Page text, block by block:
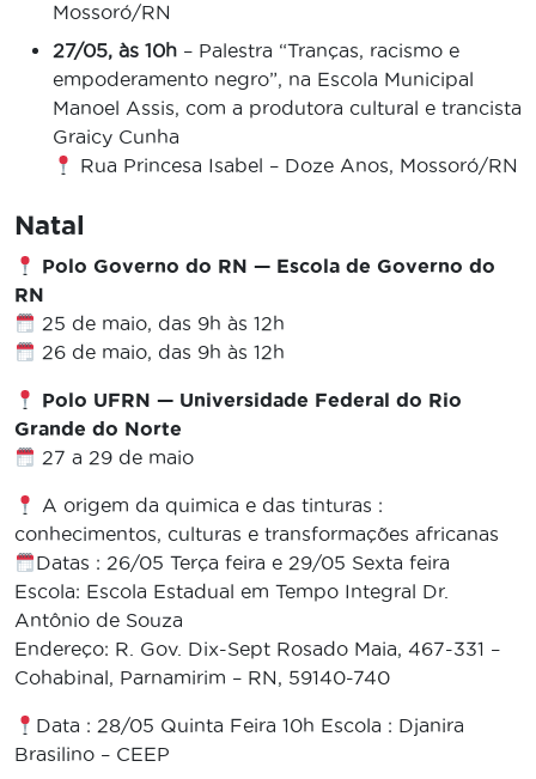
Mossoró/RN
27/05, às 10h – Palestra “Tranças, racismo e
empoderamento negro”, na Escola Municipal
Manoel Assis, com a produtora cultural e trancista
Graicy Cunha
Rua Princesa Isabel – Doze Anos, Mossoró/RN
Natal
Polo Governo do RN — Escola de Governo do
RN
25 de maio, das 9h às 12h
26 de maio, das 9h às 12h
Polo UFRN — Universidade Federal do Rio
Grande do Norte
27 a 29 de maio
A origem da quimica e das tinturas :
conhecimentos, culturas e transformações africanas
Datas : 26/05 Terça feira e 29/05 Sexta feira
Escola: Escola Estadual em Tempo Integral Dr.
Antônio de Souza
Endereço: R. Gov. Dix-Sept Rosado Maia, 467-331 –
Cohabinal, Parnamirim – RN, 59140-740
Data : 28/05 Quinta Feira 10h Escola : Djanira
Brasilino – CEEP